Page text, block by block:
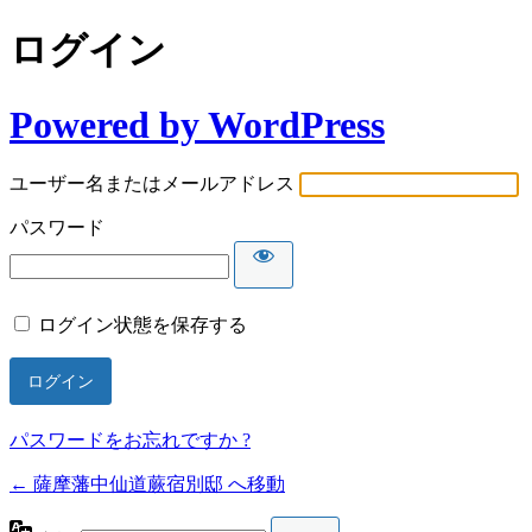
ログイン
Powered by WordPress
ユーザー名またはメールアドレス
パスワード
ログイン状態を保存する
パスワードをお忘れですか ?
← 薩摩藩中仙道蕨宿別邸 へ移動